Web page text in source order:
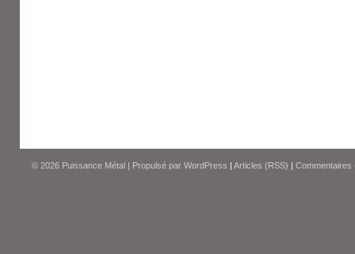
© 2026 Puissance Métal | Propulsé par WordPress | Articles (RSS) | Commentaires